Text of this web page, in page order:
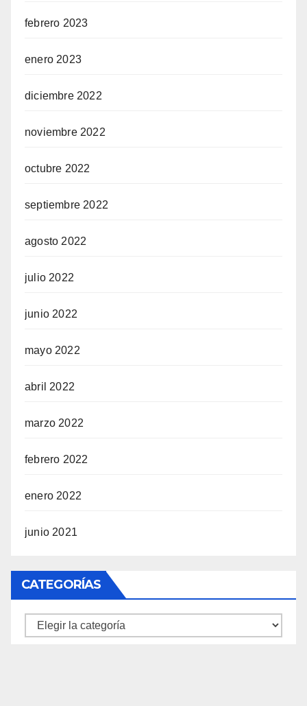
febrero 2023
enero 2023
diciembre 2022
noviembre 2022
octubre 2022
septiembre 2022
agosto 2022
julio 2022
junio 2022
mayo 2022
abril 2022
marzo 2022
febrero 2022
enero 2022
junio 2021
CATEGORÍAS
Categorías